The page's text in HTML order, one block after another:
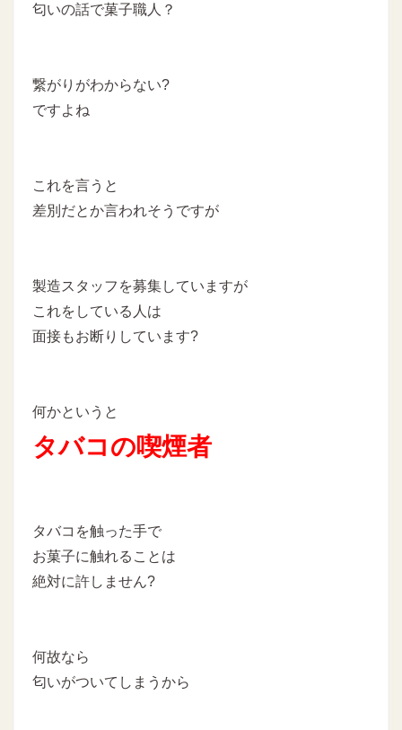
匂いの話で菓子職人？
繋がりがわからない?
ですよね
これを言うと
差別だとか言われそうですが
製造スタッフを募集していますが
これをしている人は
面接もお断りしています?
何かというと
タバコの喫煙者
タバコを触った手で
お菓子に触れることは
絶対に許しません?
何故なら
匂いがついてしまうから